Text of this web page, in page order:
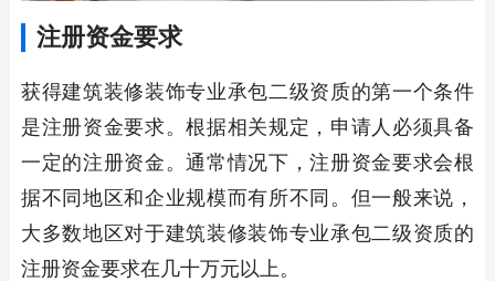
注册资金要求
获得建筑装修装饰专业承包二级资质的第一个条件
是注册资金要求。根据相关规定，申请人必须具备
一定的注册资金。通常情况下，注册资金要求会根
据不同地区和企业规模而有所不同。但一般来说，
大多数地区对于建筑装修装饰专业承包二级资质的
注册资金要求在几十万元以上。